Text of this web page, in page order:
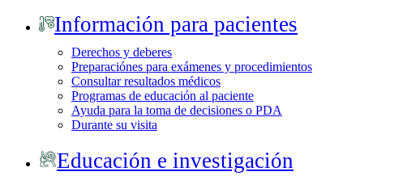
Información para pacientes
Derechos y deberes
Preparaciónes para exámenes y procedimientos
Consultar resultados médicos
Programas de educación al paciente
Ayuda para la toma de decisiones o PDA
Durante su visita
Educación e investigación